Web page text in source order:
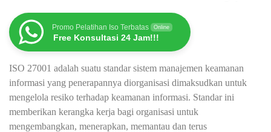
Promo Pelatihan Iso Terbatas Online
Free Konsultasi 24 Jam!!!
ISO 27001 adalah suatu standar sistem manajemen keamanan
informasi yang penerapannya diorganisasi dimaksudkan untuk
mengelola resiko terhadap keamanan informasi. Standar ini
memberikan kerangka kerja bagi organisasi untuk
mengembangkan, menerapkan, memantau dan terus